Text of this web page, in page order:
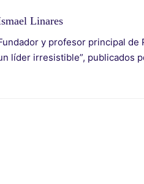
Linares
y profesor principal de
líder irresistible”, publicados